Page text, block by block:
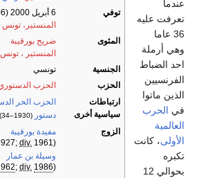
توفي
6 أبريل 2000
(aged 96)
المنستير، تونس
المثوى
ضريح بورقيبة
المنستير ، تونس
الجنسية
تونسي
الحزب
الحزب
ارتباطات
سياسية أخرى
الحزب الحر
دستور (1930–34)
الزوج
مفيدة بورقيبة
(
div. 1961)
وسيلة بن عمار
(
; div. 1986
عندما
تعرفت عليه
36 عاما
وهي أرملة
احد الضباط
الفرنسيين
الذين ماتوا
في الحرب
العالمية
الأولى، كانت
تكبره
بحوالي 12